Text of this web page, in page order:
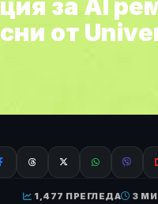
за AI
от
1,477 ПРЕГЛЕДА
3